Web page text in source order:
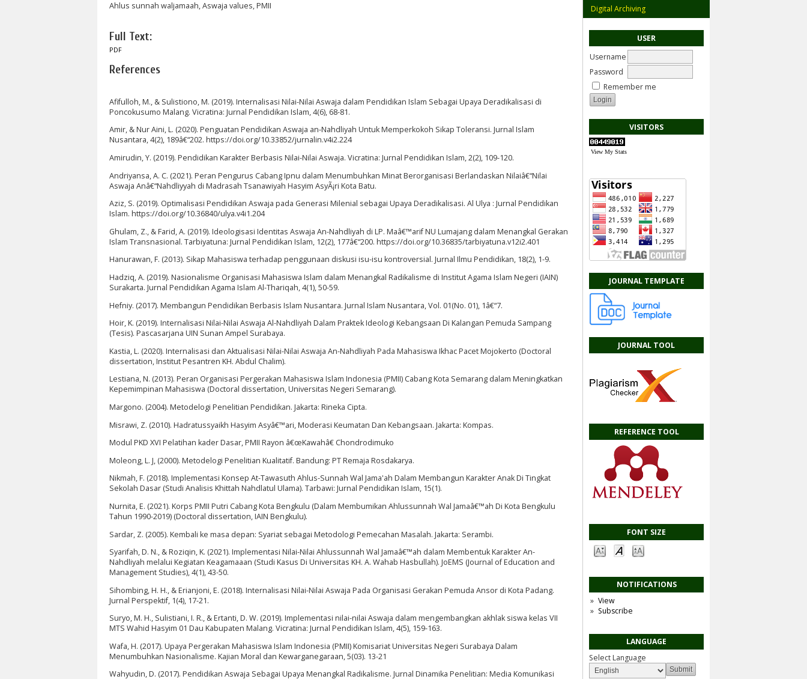
Digital Archiving
USER
Username
Password
Remember me
VISITORS
View My Stats
JOURNAL TEMPLATE
JOURNAL TOOL
REFERENCE TOOL
FONT SIZE
NOTIFICATIONS
View
Subscribe
LANGUAGE
Select Language
Ahlus sunnah waljamaah, Aswaja values, PMII
Full Text:
PDF
References
Afifulloh, M., & Sulistiono, M. (2019). Internalisasi Nilai-Nilai Aswaja dalam Pendidikan Islam Sebagai Upaya Deradikalisasi di
Poncokusumo Malang. Vicratina: Jurnal Pendidikan Islam, 4(6), 68-81.
Amir, & Nur Aini, L. (2020). Penguatan Pendidikan Aswaja an-Nahdliyah Untuk Memperkokoh Sikap Toleransi. Jurnal Islam
Nusantara, 4(2), 189â€“202. https://doi.org/10.33852/jurnalin.v4i2.224
Amirudin, Y. (2019). Pendidikan Karakter Berbasis Nilai-Nilai Aswaja. Vicratina: Jurnal Pendidikan Islam, 2(2), 109-120.
Andriyansa, A. C. (2021). Peran Pengurus Cabang Ipnu dalam Menumbuhkan Minat Berorganisasi Berlandaskan Nilaiâ€“Nilai
Aswaja Anâ€“Nahdliyyah di Madrasah Tsanawiyah Hasyim AsyÃ¡ri Kota Batu.
Aziz, S. (2019). Optimalisasi Pendidikan Aswaja pada Generasi Milenial sebagai Upaya Deradikalisasi. Al Ulya : Jurnal Pendidikan
Islam. https://doi.org/10.36840/ulya.v4i1.204
Ghulam, Z., & Farid, A. (2019). Ideologisasi Identitas Aswaja An-Nahdliyah di LP. Maâ€™arif NU Lumajang dalam Menangkal Gerakan
Islam Transnasional. Tarbiyatuna: Jurnal Pendidikan Islam, 12(2), 177â€“200. https://doi.org/10.36835/tarbiyatuna.v12i2.401
Hanurawan, F. (2013). Sikap Mahasiswa terhadap penggunaan diskusi isu-isu kontroversial. Jurnal Ilmu Pendidikan, 18(2), 1-9.
Hadziq, A. (2019). Nasionalisme Organisasi Mahasiswa Islam dalam Menangkal Radikalisme di Institut Agama Islam Negeri (IAIN)
Surakarta. Jurnal Pendidikan Agama Islam Al-Thariqah, 4(1), 50-59.
Hefniy. (2017). Membangun Pendidikan Berbasis Islam Nusantara. Jurnal Islam Nusantara, Vol. 01(No. 01), 1â€“7.
Hoir, K. (2019). Internalisasi Nilai-Nilai Aswaja Al-Nahdliyah Dalam Praktek Ideologi Kebangsaan Di Kalangan Pemuda Sampang
(Tesis). Pascasarjana UIN Sunan Ampel Surabaya.
Kastia, L. (2020). Internalisasi dan Aktualisasi Nilai-Nilai Aswaja An-Nahdliyah Pada Mahasiswa Ikhac Pacet Mojokerto (Doctoral
dissertation, Institut Pesantren KH. Abdul Chalim).
Lestiana, N. (2013). Peran Organisasi Pergerakan Mahasiswa Islam Indonesia (PMII) Cabang Kota Semarang dalam Meningkatkan
Kepemimpinan Mahasiswa (Doctoral dissertation, Universitas Negeri Semarang).
Margono. (2004). Metodelogi Penelitian Pendidikan. Jakarta: Rineka Cipta.
Misrawi, Z. (2010). Hadratussyaikh Hasyim Asyâ€™ari, Moderasi Keumatan Dan Kebangsaan. Jakarta: Kompas.
Modul PKD XVI Pelatihan kader Dasar, PMII Rayon â€œKawahâ€ Chondrodimuko
Moleong, L. J, (2000). Metodelogi Penelitian Kualitatif. Bandung: PT Remaja Rosdakarya.
Nikmah, F. (2018). Implementasi Konsep At-Tawasuth Ahlus-Sunnah Wal Jama'ah Dalam Membangun Karakter Anak Di Tingkat
Sekolah Dasar (Studi Analisis Khittah Nahdlatul Ulama). Tarbawi: Jurnal Pendidikan Islam, 15(1).
Nurnita, E. (2021). Korps PMII Putri Cabang Kota Bengkulu (Dalam Membumikan Ahlussunnah Wal Jamaâ€™ah Di Kota Bengkulu
Tahun 1990-2019) (Doctoral dissertation, IAIN Bengkulu).
Sardar, Z. (2005). Kembali ke masa depan: Syariat sebagai Metodologi Pemecahan Masalah. Jakarta: Serambi.
Syarifah, D. N., & Roziqin, K. (2021). Implementasi Nilai-Nilai Ahlussunnah Wal Jamaâ€™ah dalam Membentuk Karakter An-
Nahdliyah melalui Kegiatan Keagamaaan (Studi Kasus Di Universitas KH. A. Wahab Hasbullah). JoEMS (Journal of Education and
Management Studies), 4(1), 43-50.
Sihombing, H. H., & Erianjoni, E. (2018). Internalisasi Nilai-Nilai Aswaja Pada Organisasi Gerakan Pemuda Ansor di Kota Padang.
Jurnal Perspektif, 1(4), 17-21.
Suryo, M. H., Sulistiani, I. R., & Ertanti, D. W. (2019). Implementasi nilai-nilai Aswaja dalam mengembangkan akhlak siswa kelas VII
MTS Wahid Hasyim 01 Dau Kabupaten Malang. Vicratina: Jurnal Pendidikan Islam, 4(5), 159-163.
Wafa, H. (2017). Upaya Pergerakan Mahasiswa Islam Indonesia (PMII) Komisariat Universitas Negeri Surabaya Dalam
Menumbuhkan Nasionalisme. Kajian Moral dan Kewarganegaraan, 5(03). 13-21
Wahyudin, D. (2017). Pendidikan Aswaja Sebagai Upaya Menangkal Radikalisme. Jurnal Dinamika Penelitian: Media Komunikasi